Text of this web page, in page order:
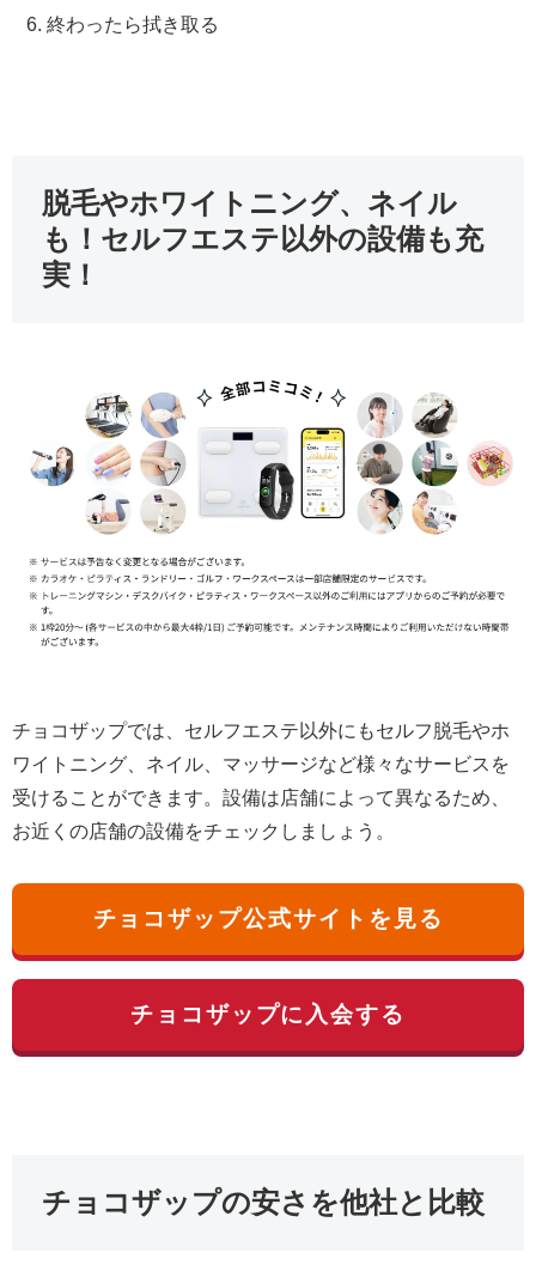
終わったら拭き取る
脱毛やホワイトニング、ネイル
も！セルフエステ以外の設備も充
実！
チョコザップでは、セルフエステ以外にもセルフ脱毛やホ
ワイトニング、ネイル、マッサージなど様々なサービスを
受けることができます。設備は店舗によって異なるため、
お近くの店舗の設備をチェックしましょう。
チョコザップ公式サイトを見る
チョコザップに入会する
チョコザップの安さを他社と比較